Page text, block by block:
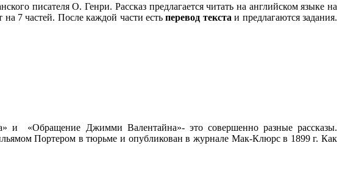
писателя О. Генри. Рассказ предлагается читать на английском языке на
на 7 частей. После каждой части естьперевод текста и предлагаются задания.
и «Обращение Джимми Валентайна»- это совершенно разные рассказы.
Портером в тюрьме и опубликован в журнале Мак-Клюрс в 1899 г. Как